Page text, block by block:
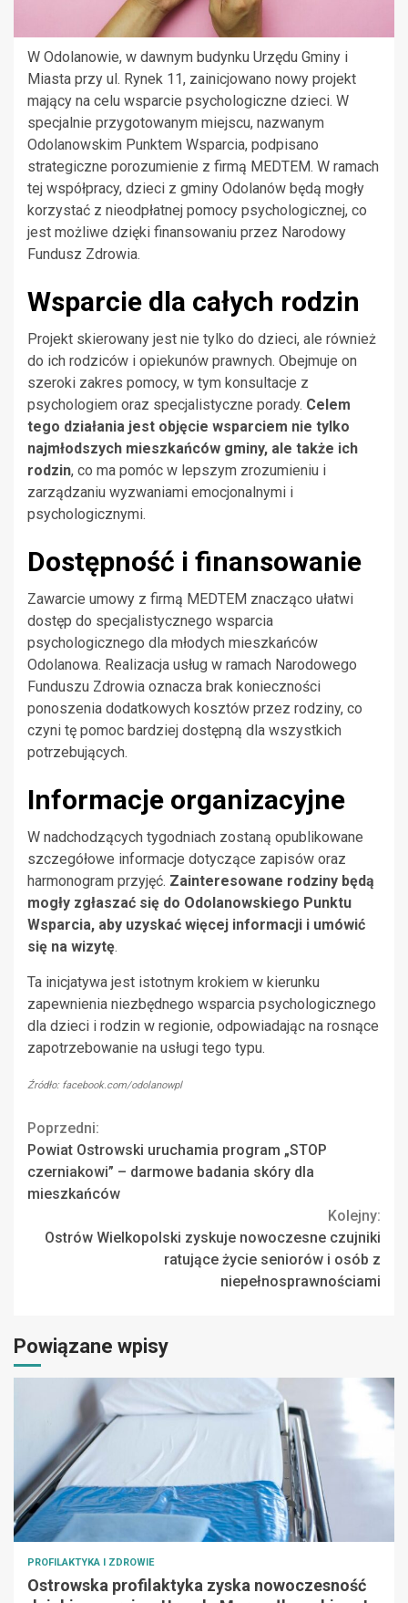
W Odolanowie, w dawnym budynku Urzędu Gminy i
Miasta przy ul. Rynek 11, zainicjowano nowy projekt
mający na celu wsparcie psychologiczne dzieci. W
specjalnie przygotowanym miejscu, nazwanym
Odolanowskim Punktem Wsparcia, podpisano
strategiczne porozumienie z firmą MEDTEM. W ramach
tej współpracy, dzieci z gminy Odolanów będą mogły
korzystać z nieodpłatnej pomocy psychologicznej, co
jest możliwe dzięki finansowaniu przez Narodowy
Fundusz Zdrowia.
Wsparcie dla całych rodzin
Projekt skierowany jest nie tylko do dzieci, ale również
do ich rodziców i opiekunów prawnych. Obejmuje on
szeroki zakres pomocy, w tym konsultacje z
psychologiem oraz specjalistyczne porady. Celem
tego działania jest objęcie wsparciem nie tylko
najmłodszych mieszkańców gminy, ale także ich
rodzin, co ma pomóc w lepszym zrozumieniu i
zarządzaniu wyzwaniami emocjonalnymi i
psychologicznymi.
Dostępność i finansowanie
Zawarcie umowy z firmą MEDTEM znacząco ułatwi
dostęp do specjalistycznego wsparcia
psychologicznego dla młodych mieszkańców
Odolanowa. Realizacja usług w ramach Narodowego
Funduszu Zdrowia oznacza brak konieczności
ponoszenia dodatkowych kosztów przez rodziny, co
czyni tę pomoc bardziej dostępną dla wszystkich
potrzebujących.
Informacje organizacyjne
W nadchodzących tygodniach zostaną opublikowane
szczegółowe informacje dotyczące zapisów oraz
harmonogram przyjęć. Zainteresowane rodziny będą
mogły zgłaszać się do Odolanowskiego Punktu
Wsparcia, aby uzyskać więcej informacji i umówić
się na wizytę.
Ta inicjatywa jest istotnym krokiem w kierunku
zapewnienia niezbędnego wsparcia psychologicznego
dla dzieci i rodzin w regionie, odpowiadając na rosnące
zapotrzebowanie na usługi tego typu.
Źródło: facebook.com/odolanowpl
Continue
Reading
Poprzedni:
Powiat Ostrowski uruchamia program „STOP
czerniakowi” – darmowe badania skóry dla
mieszkańców
Kolejny:
Ostrów Wielkopolski zyskuje nowoczesne czujniki
ratujące życie seniorów i osób z
niepełnosprawnościami
Powiązane wpisy
PROFILAKTYKA I ZDROWIE
Ostrowska profilaktyka zyska nowoczesność